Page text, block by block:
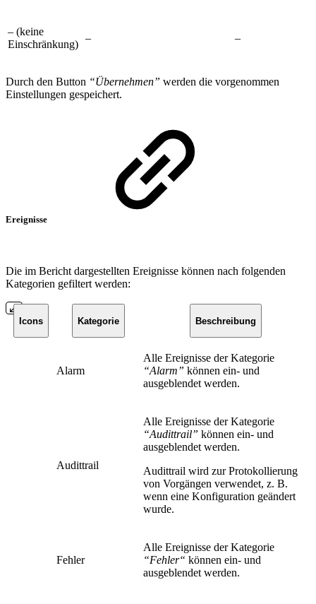
– (keine
Einschränkung)
– –
Durch den Button “Übernehmen” werden die vorgenommen
Einstellungen gespeichert.
Ereignisse
Die im Bericht dargestellten Ereignisse können nach folgenden
Kategorien gefiltert werden:
Icons Kategorie Beschreibung
Alarm
Alle Ereignisse der Kategorie
“Alarm” können ein- und
ausgeblendet werden.
Audittrail
Alle Ereignisse der Kategorie
“Audittrail” können ein- und
ausgeblendet werden.
Audittrail wird zur Protokollierung
von Vorgängen verwendet, z. B.
wenn eine Konfiguration geändert
wurde.
Fehler
Alle Ereignisse der Kategorie
“Fehler“ können ein- und
ausgeblendet werden.